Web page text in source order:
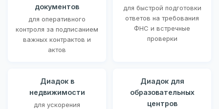
документов
для оперативного
контроля за подписанием
важных контрактов и
актов
для быстрой подготовки
ответов на требования
ФНС и встречные
проверки
Диадок в
недвижимости
для ускорения
Диадок для
образовательных
центров